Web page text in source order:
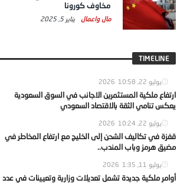
مخاوف كورونا
مال واعمال يناير 5, 2025
TIMELINE
يوليو 22, 2026 10:58
ارتفاع ملكية المستثمرين الاجانب في السوق السعودية
يعكس تنامي الثقة بالاقتصاد السعودي
يوليو 22, 2026 10:24
قفزة في تكاليف الشحن إلى الخليج مع ارتفاع المخاطر في
مضيق هرمز وباب المندب..
يوليو 11, 2026 1:35
أوامر ملكية جديدة تشمل تعديلات وزارية وتعيينات في عدد